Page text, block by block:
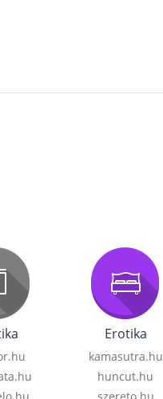
Erotika
kamasutra.hu
huncut.hu